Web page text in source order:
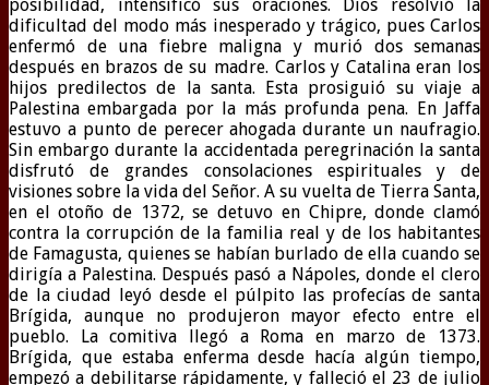
posibilidad, intensificó sus oraciones. Dios resolvió la
dificultad del modo más inesperado y trágico, pues Carlos
enfermó de una fiebre maligna y murió dos semanas
después en brazos de su madre. Carlos y Catalina eran los
hijos predilectos de la santa. Esta prosiguió su viaje a
Palestina embargada por la más profunda pena. En Jaffa
estuvo a punto de perecer ahogada durante un naufragio.
Sin embargo durante la accidentada peregrinación la santa
disfrutó de grandes consolaciones espirituales y de
visiones sobre la vida del Señor. A su vuelta de Tierra Santa,
en el otoño de 1372, se detuvo en Chipre, donde clamó
contra la corrupción de la familia real y de los habitantes
de Famagusta, quienes se habían burlado de ella cuando se
dirigía a Palestina. Después pasó a Nápoles, donde el clero
de la ciudad leyó desde el púlpito las profecías de santa
Brígida, aunque no produjeron mayor efecto entre el
pueblo. La comitiva llegó a Roma en marzo de 1373.
Brígida, que estaba enferma desde hacía algún tiempo,
empezó a debilitarse rápidamente, y falleció el 23 de julio